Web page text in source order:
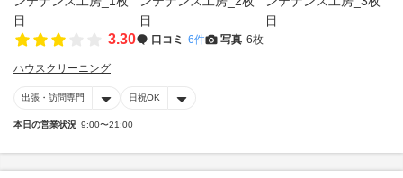
3.30 口コミ 6件 写真 6枚
ハウスクリーニング
出張・訪問専門 日祝OK
本日の営業状況 9:00〜21:00